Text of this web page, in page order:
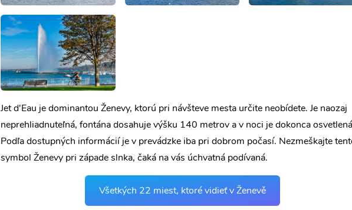
Jet d'Eau je dominantou Ženevy, ktorú pri návšteve mesta určite neobídete. Je naozaj
neprehliadnuteľná, fontána dosahuje výšku 140 metrov a v noci je dokonca
Podľa dostupných informácií je v prevádzke iba pri dobrom počasí. Nezmeškajte
symbol Ženevy pri západe slnka, čaká na vás úchvatná podívaná.
Všetkých 22 miest, ktoré vidieť v Ženevě